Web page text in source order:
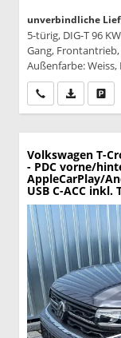
unverbindliche
5-türig, DIG-T 96
Gang,
Außenfarbe: Weiss,
Wir rufen Sie an
PDF-
Volkswagen T-
- PDC vorne/
AppleCarPlay/
USB C-ACC inkl.